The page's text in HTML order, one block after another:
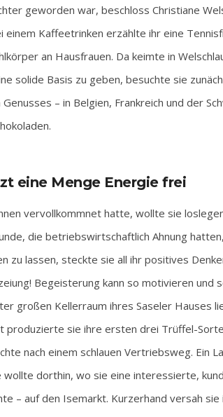
geworden war, beschloss Christiane
einem Kaffeetrinken erzählte ihr eine
an Hausfrauen. Da keimte in
solide Basis zu geben, besuchte sie
– in Belgien, Frankreich und der
eine Menge Energie frei
vervollkommnet hatte, wollte sie
die betriebswirtschaftlich Ahnung
zu lassen, steckte sie all ihr positives
Begeisterung kann so motivieren und
großen Kellerraum ihres Saseler Hauses
produzierte sie ihre ersten drei Trüffel-
nach einem schlauen Vertriebsweg. Ein
wollte dorthin, wo sie eine interessierte,
– auf den Isemarkt. Kurzerhand versah